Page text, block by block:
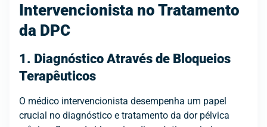
Intervencionista no Tratamento
da DPC
1. Diagnóstico Através de Bloqueios
Terapêuticos
O médico intervencionista desempenha um papel
crucial no diagnóstico e tratamento da dor pélvica